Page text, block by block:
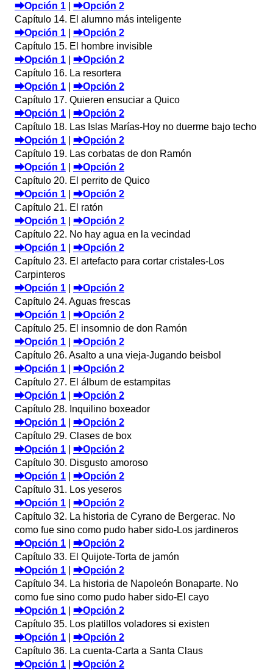
⮕Opción 1| ⮕Opción 2
Capítulo 14. El alumno más inteligente
⮕Opción 1| ⮕Opción 2
Capítulo 15. El hombre invisible
⮕Opción 1| ⮕Opción 2
Capítulo 16. La resortera
⮕Opción 1| ⮕Opción 2
Capítulo 17. Quieren ensuciar a Quico
⮕Opción 1| ⮕Opción 2
Capítulo 18. Las Islas Marías-Hoy no duerme bajo techo
⮕Opción 1| ⮕Opción 2
Capítulo 19. Las corbatas de don Ramón
⮕Opción 1| ⮕Opción 2
Capítulo 20. El perrito de Quico
⮕Opción 1| ⮕Opción 2
Capítulo 21. El ratón
⮕Opción 1| ⮕Opción 2
Capítulo 22. No hay agua en la vecindad
⮕Opción 1| ⮕Opción 2
Capítulo 23. El artefacto para cortar cristales-Los
Carpinteros
⮕Opción 1| ⮕Opción 2
Capítulo 24. Aguas frescas
⮕Opción 1| ⮕Opción 2
Capítulo 25. El insomnio de don Ramón
⮕Opción 1| ⮕Opción 2
Capítulo 26. Asalto a una vieja-Jugando beisbol
⮕Opción 1| ⮕Opción 2
Capítulo 27. El álbum de estampitas
⮕Opción 1| ⮕Opción 2
Capítulo 28. Inquilino boxeador
⮕Opción 1| ⮕Opción 2
Capítulo 29. Clases de box
⮕Opción 1| ⮕Opción 2
Capítulo 30. Disgusto amoroso
⮕Opción 1| ⮕Opción 2
Capítulo 31. Los yeseros
⮕Opción 1| ⮕Opción 2
Capítulo 32. La historia de Cyrano de Bergerac. No
como fue sino como pudo haber sido-Los jardineros
⮕Opción 1| ⮕Opción 2
Capítulo 33. El Quijote-Torta de jamón
⮕Opción 1| ⮕Opción 2
Capítulo 34. La historia de Napoleón Bonaparte. No
como fue sino como pudo haber sido-El cayo
⮕Opción 1| ⮕Opción 2
Capítulo 35. Los platillos voladores si existen
⮕Opción 1| ⮕Opción 2
Capítulo 36. La cuenta-Carta a Santa Claus
⮕Opción 1| ⮕Opción 2